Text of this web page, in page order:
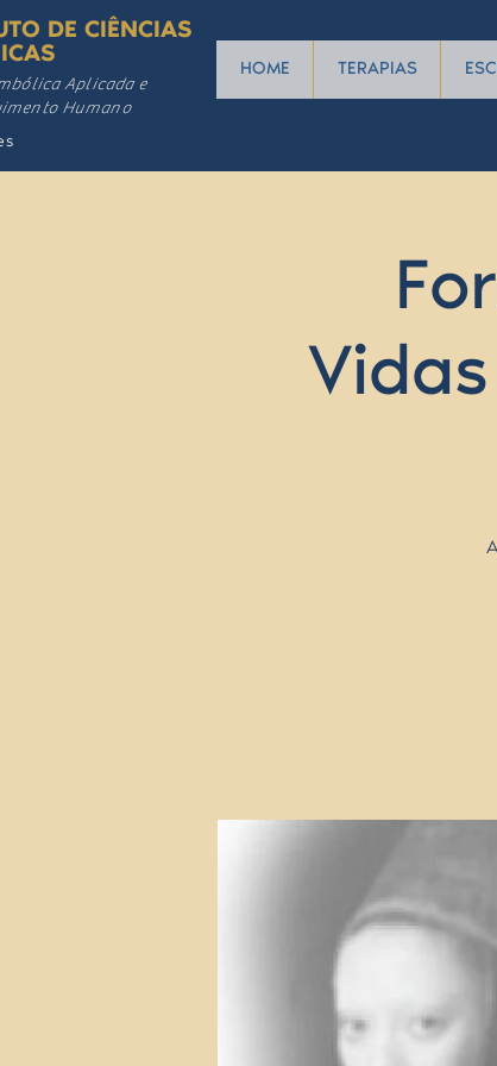
DE CIÊNCIAS
Aplicada e
Humano
HOME TERAPIAS